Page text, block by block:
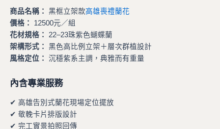
商品名稱： 黑框立架款高雄喪禮蘭花
價格：
12500元／組
花材規格：
22–23珠紫色蝴蝶蘭
架構形式：
黑色高比例立架＋層次群植設計
風格定位：
沉穩紫系主調，典雅而有重量
內含專業服務
✔ 高雄告別式蘭花現場定位擺放
✔ 敬輓卡片排版設計
✔ 完工實景拍照回傳